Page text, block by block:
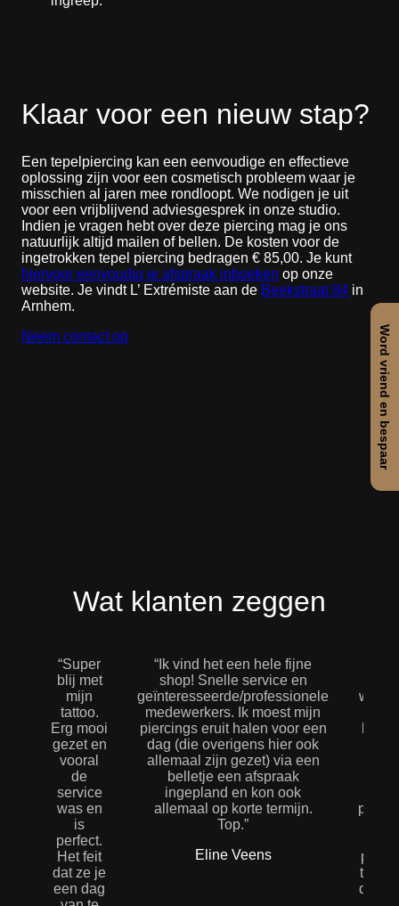
Word vriend en bespaar
Klaar voor een nieuw stap?
Een tepelpiercing kan een eenvoudige en effectieve
oplossing zijn voor een cosmetisch probleem waar je
misschien al jaren mee rondloopt. We nodigen je uit
voor een vrijblijvend adviesgesprek in onze studio.
Indien je vragen hebt over deze piercing mag je ons
natuurlijk altijd mailen of bellen. De kosten voor de
ingetrokken tepel piercing bedragen € 85,00. Je kunt
hiervoor eenvoudig je afspraak inboeken op onze
website. Je vindt L’ Extrémiste aan de Beekstraat 84 in
Arnhem.
Neem contact op
Wat klanten zeggen
“Super
blij met
mijn
tattoo.
Erg mooi
gezet en
vooral
de
service
was en
is
perfect.
Het feit
dat ze je
een dag
“Ik vind het een hele fijne
shop! Snelle service en
geïnteresseerde/professionele
medewerkers. Ik moest mijn
piercings eruit halen voor een
dag (die overigens hier ook
allemaal zijn gezet) via een
belletje een afspraak
ingepland en kon ook
allemaal op korte termijn.
Top.”
Eline Veens
weet
daar.